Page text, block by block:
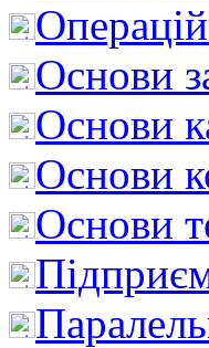
Основи
Основи
Основи
Основи